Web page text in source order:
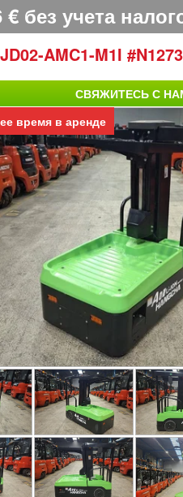
€ без учета
AMC1-M1I
время в аренде
СВЯЖИТЕСЬ С